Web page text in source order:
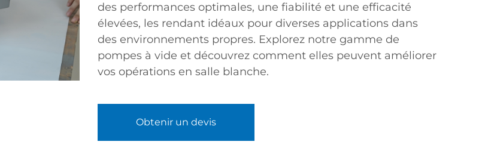
des performances optimales, une fiabilité et une efficacité
élevées, les rendant idéaux pour diverses applications dans
des environnements propres. Explorez notre gamme de
pompes à vide et découvrez comment elles peuvent améliorer
vos opérations en salle blanche.
Obtenir un devis